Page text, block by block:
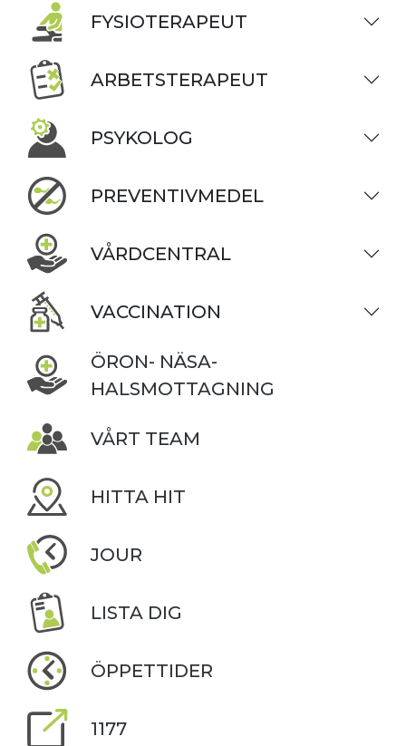
FYSIOTERAPEUT
ARBETSTERAPEUT
PSYKOLOG
PREVENTIVMEDEL
VÅRDCENTRAL
VACCINATION
ÖRON- NÄSA-
HALSMOTTAGNING
VÅRT TEAM
HITTA HIT
JOUR
LISTA DIG
ÖPPETTIDER
1177